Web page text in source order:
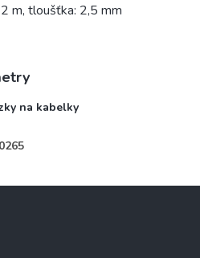
m, tloušťka: 2,5 mm
na kabelky